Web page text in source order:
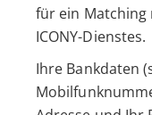
für ein
ICONY-Dienstes.
Ihre Bankdaten